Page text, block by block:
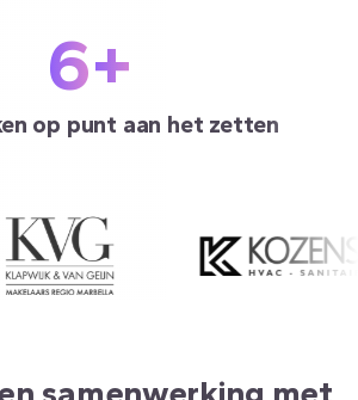
6+
op punt aan het zetten